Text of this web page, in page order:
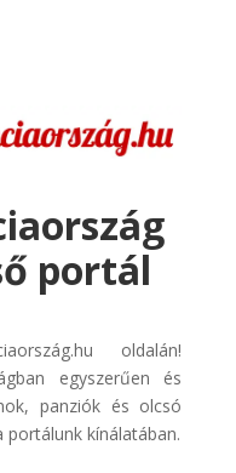
portál
oldalán!
egyszerűen és
panziók és olcsó
portálunk kínálatában.